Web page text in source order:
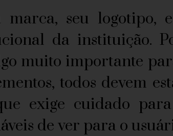
marca, seu logotipo,
da instituição.
muito importante
todos devem
exige cuidado
de ver para o